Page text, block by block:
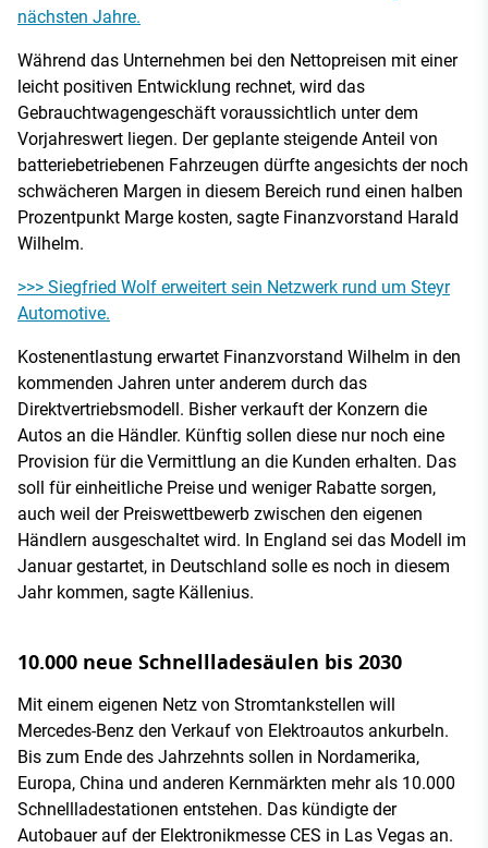
nächsten Jahre.
Während das Unternehmen bei den Nettopreisen mit einer
leicht positiven Entwicklung rechnet, wird das
Gebrauchtwagengeschäft voraussichtlich unter dem
Vorjahreswert liegen. Der geplante steigende Anteil von
batteriebetriebenen Fahrzeugen dürfte angesichts der noch
schwächeren Margen in diesem Bereich rund einen halben
Prozentpunkt Marge kosten, sagte Finanzvorstand Harald
Wilhelm.
>>> Siegfried Wolf erweitert sein Netzwerk rund um Steyr
Automotive.
Kostenentlastung erwartet Finanzvorstand Wilhelm in den
kommenden Jahren unter anderem durch das
Direktvertriebsmodell. Bisher verkauft der Konzern die
Autos an die Händler. Künftig sollen diese nur noch eine
Provision für die Vermittlung an die Kunden erhalten. Das
soll für einheitliche Preise und weniger Rabatte sorgen,
auch weil der Preiswettbewerb zwischen den eigenen
Händlern ausgeschaltet wird. In England sei das Modell im
Januar gestartet, in Deutschland solle es noch in diesem
Jahr kommen, sagte Källenius.
10.000 neue Schnellladesäulen bis 2030
Mit einem eigenen Netz von Stromtankstellen will
Mercedes-Benz den Verkauf von Elektroautos ankurbeln.
Bis zum Ende des Jahrzehnts sollen in Nordamerika,
Europa, China und anderen Kernmärkten mehr als 10.000
Schnellladestationen entstehen. Das kündigte der
Autobauer auf der Elektronikmesse CES in Las Vegas an.